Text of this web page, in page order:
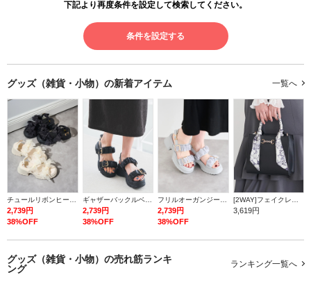
下記より再度条件を設定して検索してください。
条件を設定する
グッズ（雑貨・小物）の新着アイテム 一覧へ
2,739円
38%OFF
ギャザーバックルベルトスポーツサンダル
2,739円
38%OFF
2,739円
38%OFF
3,619円
グッズ（雑貨・小物）の売れ筋ランキ
ング
ランキング一覧へ